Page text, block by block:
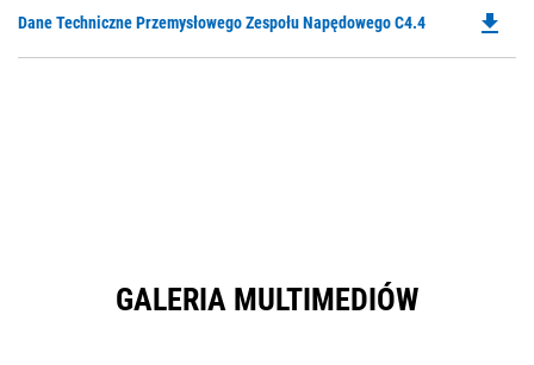
Dane Techniczne Przemysłowego Zespołu Napędowego C4.4 file_download
GALERIA MULTIMEDIÓW